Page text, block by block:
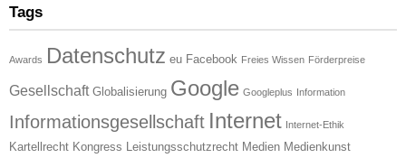
Tags
Awards Datenschutz eu Facebook Freies Wissen Förderpreise
Gesellschaft Globalisierung Google Googleplus Information
Informationsgesellschaft Internet Internet-Ethik
Kartellrecht Kongress Leistungsschutzrecht Medien Medienkunst